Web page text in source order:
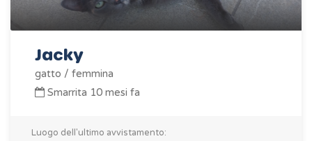
Jacky
gatto / femmina
Smarrita 10 mesi fa
Luogo dell'ultimo avvistamento: